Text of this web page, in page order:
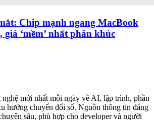
Chip mạnh ngang MacBook
giá ‘mềm’ nhất phân khúc
mới nhất mỗi ngày về AI, lập trình, phần
hướng chuyển đổi số. Nguồn thông tin đáng
sâu, phù hợp cho developer và người